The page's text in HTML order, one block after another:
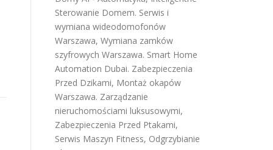
Sterowanie Domem. Serwis i
wymiana wideodomofonów
Warszawa, Wymiana zamków
szyfrowych Warszawa. Smart Home
Automation Dubai. Zabezpieczenia
Przed Dzikami, Montaż okapów
Warszawa. Zarządzanie
nieruchomościami luksusowymi,
Zabezpieczenia Przed Ptakami,
Serwis Maszyn Fitness, Odgrzybianie